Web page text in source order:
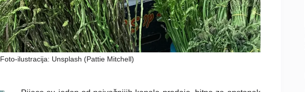
Foto-ilustracija: Unsplash (Pattie Mitchell)